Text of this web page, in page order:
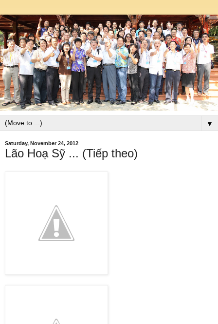
▼
Saturday, November 24, 2012
Lão Hoạ Sỹ ... (Tiếp theo)